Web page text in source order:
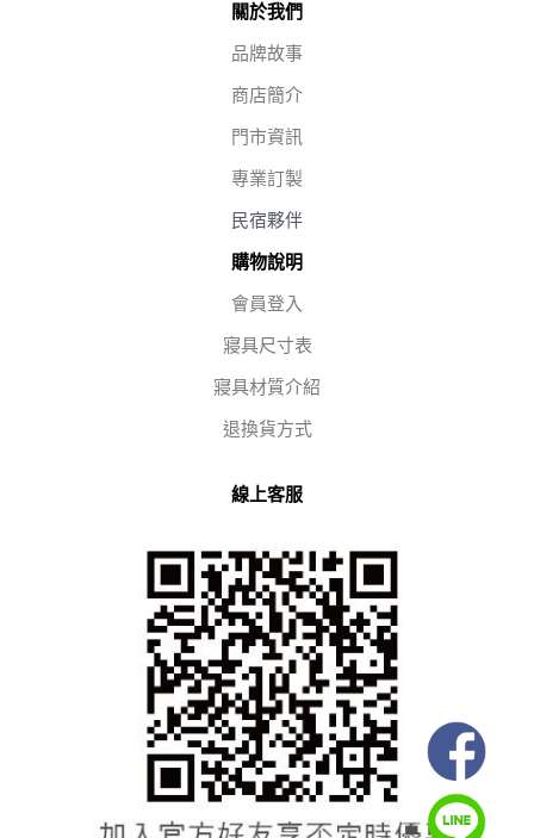
關於我們
品牌故事
商店簡介
門市資訊
專業訂製
民宿夥伴
購物說明
會員登入
寢具尺寸表
寢具材質介紹
退換貨方式
線上客服